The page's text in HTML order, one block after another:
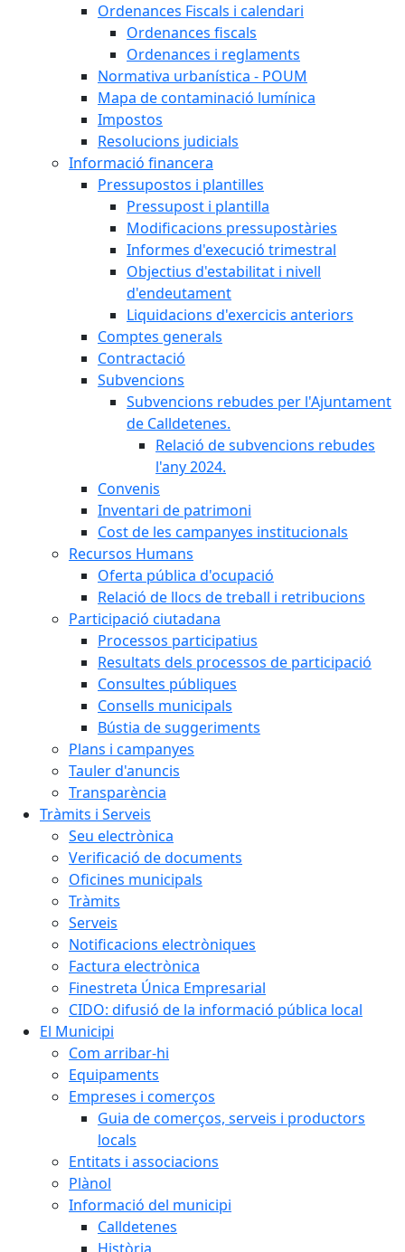
Ordenances Fiscals i calendari
Ordenances fiscals
Ordenances i reglaments
Normativa urbanística - POUM
Mapa de contaminació lumínica
Impostos
Resolucions judicials
Informació financera
Pressupostos i plantilles
Pressupost i plantilla
Modificacions pressupostàries
Informes d'execució trimestral
Objectius d'estabilitat i nivell
d'endeutament
Liquidacions d'exercicis anteriors
Comptes generals
Contractació
Subvencions
Subvencions rebudes per l'Ajuntament
de Calldetenes.
Relació de subvencions rebudes
l'any 2024.
Convenis
Inventari de patrimoni
Cost de les campanyes institucionals
Recursos Humans
Oferta pública d'ocupació
Relació de llocs de treball i retribucions
Participació ciutadana
Processos participatius
Resultats dels processos de participació
Consultes públiques
Consells municipals
Bústia de suggeriments
Plans i campanyes
Tauler d'anuncis
Transparència
Tràmits i Serveis
Seu electrònica
Verificació de documents
Oficines municipals
Tràmits
Serveis
Notificacions electròniques
Factura electrònica
Finestreta Única Empresarial
CIDO: difusió de la informació pública local
El Municipi
Com arribar-hi
Equipaments
Empreses i comerços
Guia de comerços, serveis i productors
locals
Entitats i associacions
Plànol
Informació del municipi
Calldetenes